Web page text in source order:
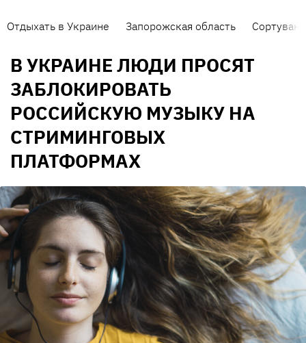
Отдыхать в Украине Запорожская область
В УКРАИНЕ ЛЮДИ ПРОСЯТ
ЗАБЛОКИРОВАТЬ
РОССИЙСКУЮ МУЗЫКУ НА
СТРИМИНГОВЫХ
ПЛАТФОРМАХ